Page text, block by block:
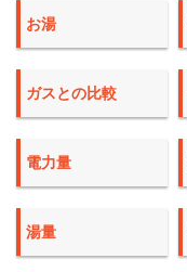
お湯
ガスとの比較
電力量
湯量